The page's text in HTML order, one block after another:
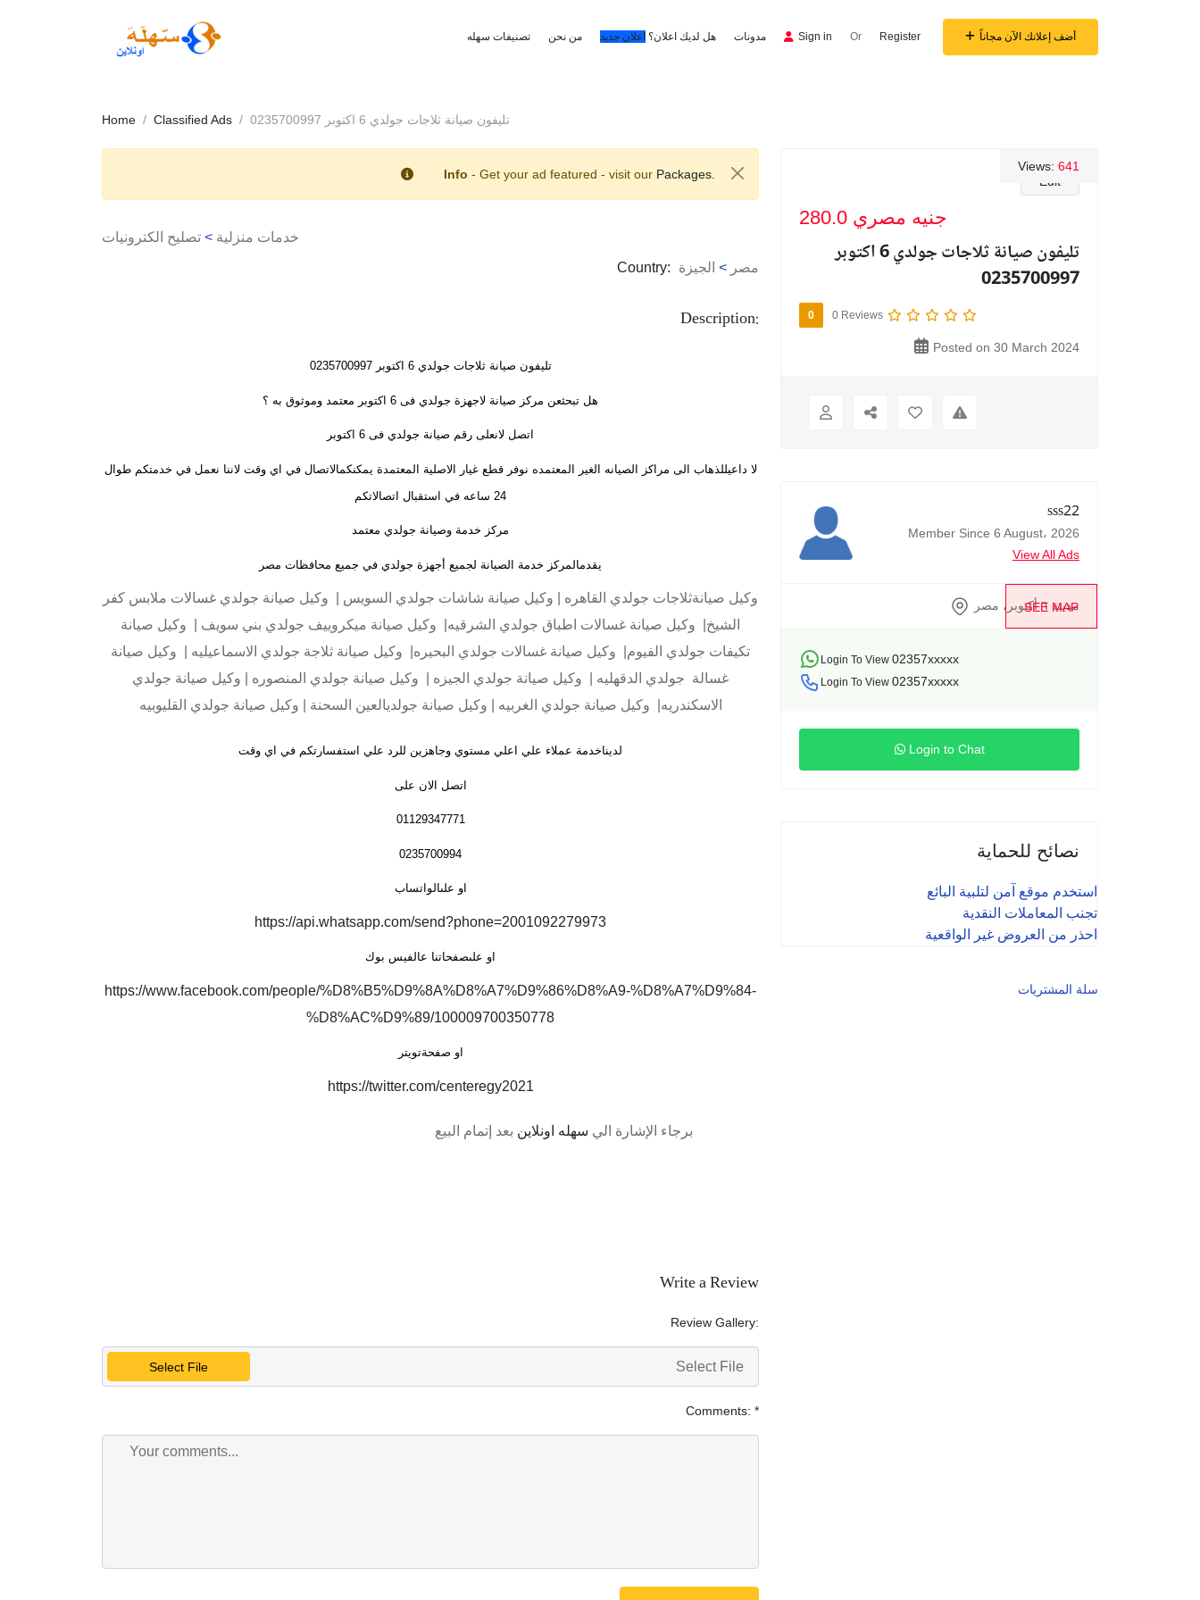
تصنيفات سهله من نحن هل لديك اعلان؟ اعلان جديد مدونات Sign in Or Register أضف إعلانك الآن مجاناً
Home Classified Ads تليفون صيانة ثلاجات جولدي 6 اكتوبر 0235700997
Info - Get your ad featured - visit our Packages.
خدمات منزلية > تصليح الكترونيات
Country:
مصر > الجيزة
Description:
تليفون صيانة ثلاجات جولدي 6 اكتوبر 0235700997
هل تبحثعن مركز صيانة لاجهزة جولدي فى 6 اكتوبر معتمد وموثوق به ؟
اتصل لانعلى رقم صيانة جولدي فى 6 اكتوبر
لا داعيللذهاب الى مراكز الصيانه الغير المعتمده نوفر قطع غيار الاصلية المعتمدة يمكنكمالاتصال في اي وقت لاننا نعمل في خدمتكم طوال
24 ساعه في استقبال اتصالاتكم
مركز خدمة وصيانة جولدي معتمد
يقدمالمركز خدمة الصيانة لجميع أجهزة جولدي في جميع محافظات مصر
وكيل صيانةثلاجات جولدي القاهره | وكيل صيانة شاشات جولدي السويس | وكيل صيانة جولدي غسالات ملابس كفر
الشيخ| وكيل صيانة غسالات اطباق جولدي الشرقيه| وكيل صيانة ميكروييف جولدي بني سويف | وكيل صيانة
تكيفات جولدي الفيوم| وكيل صيانة غسالات جولدي البحيره| وكيل صيانة ثلاجة جولدي الاسماعيليه | وكيل صيانة
غسالة جولدي الدقهليه | وكيل صيانة جولدي الجيزه | وكيل صيانة جولدي المنصوره | وكيل صيانة جولدي
الاسكندريه| وكيل صيانة جولدي الغربيه | وكيل صيانة جولديالعين السحنة | وكيل صيانة جولدي القليوبيه
لديناخدمة عملاء علي اعلي مستوي وجاهزين للرد علي استفسارتكم في اي وقت
اتصل الان على
01129347771
0235700994
او علىالواتساب
https://api.whatsapp.com/send?phone=2001092279973
او علىصفحاتنا عالفيس بوك
https://www.facebook.com/people/%D8%B5%D9%8A%D8%A7%D9%86%D8%A9-%D8%A7%D9%84-
%D8%AC%D9%89/100009700350778
او صفحةتويتر
https://twitter.com/centeregy2021
برجاء الإشارة الي سهله اونلاين بعد إتمام البيع
Write a Review
Review Gallery:
Select File Select File
Comments: *
Edit
Views: 641
280.0 جنيه مصري
تليفون صيانة ثلاجات جولدي 6 اكتوبر
0235700997
0 0 Reviews
Posted on 30 March 2024
sss22
Member Since 6 August، 2026
View All Ads
SEE MAP
مدينة ٦ أكتوبر، مصر
Login To View 02357xxxxx
Login To View 02357xxxxx
Login to Chat
نصائح للحماية
استخدم موقع آمن لتلبية البائع
تجنب المعاملات النقدية
احذر من العروض غير الواقعية
سلة المشتريات